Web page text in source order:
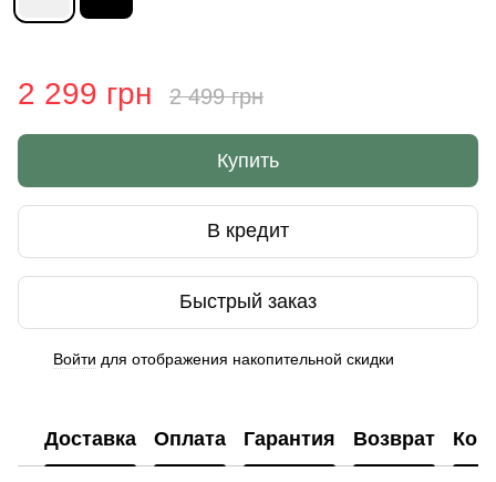
2 299 грн 2 499 грн
Купить
В кредит
Быстрый заказ
Войти для отображения накопительной скидки
Доставка Оплата Гарантия Возврат